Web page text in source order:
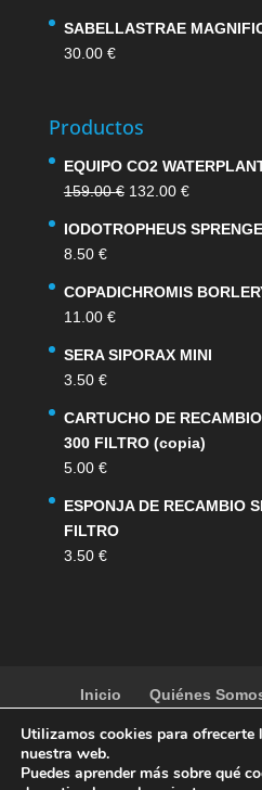
SABELLASTRAE
30.00 €
Productos
EQUIPO CO2
159.00€ El
original
159.00 €.
132.00 €El
actual
132.00 €.
IODOTROPHEUS
8.50 €
COPADICHROMIS
11.00 €
SERA SIPORAX MINI
3.50 €
CARTUCHO DE
300 FILTRO (copia)
5.00 €
ESPONJA DE RECAMBIO
FILTRO
3.50 €
Inicio Quiénes
Contacto
Utilizamos cookies para ofrecerte
nuestra web.
Puedes aprender más sobre qué